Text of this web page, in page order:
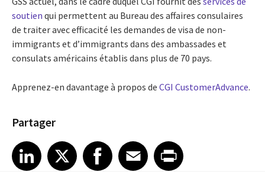
soutien qui permettent au Bureau des affaires consulaires
de traiter avec efficacité les demandes de visa de non-
immigrants et d’immigrants dans des ambassades et
consulats américains établis dans plus de 70 pays.
Apprenez-en davantage à propos de CGI CustomerAdvance.
Partager
Share article on LinkedIn
LinkedIn
Share article on XShare article on Facebook
Facebook
Share article on Email
EmailShare article on Print